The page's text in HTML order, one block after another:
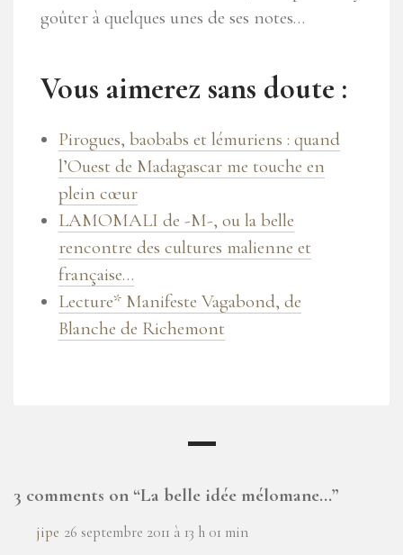
goûter à quelques unes de ses notes…
Vous aimerez sans doute :
Pirogues, baobabs et lémuriens : quand
l’Ouest de Madagascar me touche en
plein cœur
LAMOMALI de -M-, ou la belle
rencontre des cultures malienne et
française…
Lecture* Manifeste Vagabond, de
Blanche de Richemont
3 comments on “La belle idée mélomane…”
jipe 26 septembre 2011 à 13 h 01 min